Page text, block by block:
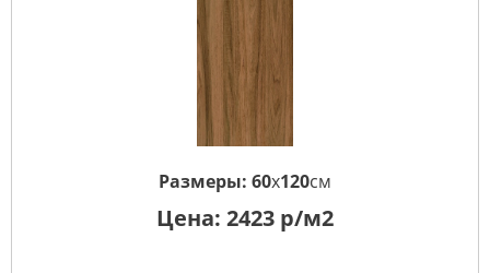
Размеры: 60x120см
Цена: 2423 р/м2